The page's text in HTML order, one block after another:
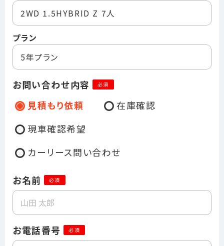
2WD 1.5HYBRID Z 7人
プラン
5年プラン
お問い合わせ内容 必須
見積もり依頼
在庫確認
現車確認希望
カーリース問い合わせ
お名前 必須
お電話番号 必須